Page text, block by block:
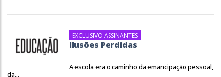
EXCLUSIVO ASSINANTES
Ilusões Perdidas
A escola era o caminho da emancipação pessoal,
da...